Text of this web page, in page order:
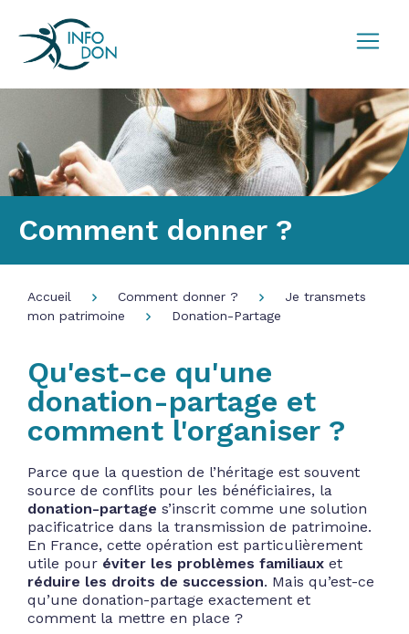
Comment donner ?
Accueil Comment donner ?
Je transmets
mon patrimoine
Donation-Partage
Qu'est-ce qu'une
donation-partage et
comment l'organiser ?
Parce que la question de l’héritage est souvent
source de conflits pour les bénéficiaires, la
donation-partage s’inscrit comme une solution
pacificatrice dans la transmission de patrimoine.
En France, cette opération est particulièrement
utile pour éviter les problèmes familiaux et
réduire les droits de succession. Mais qu’est-ce
qu’une donation-partage exactement et
comment la mettre en place ?